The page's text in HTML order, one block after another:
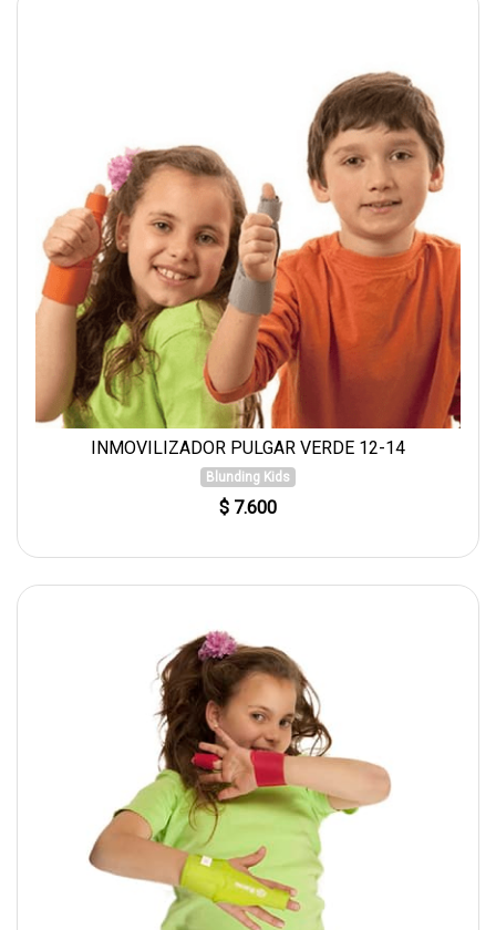
INMOVILIZADOR PULGAR VERDE 12-14
Blunding Kids
$ 7.600